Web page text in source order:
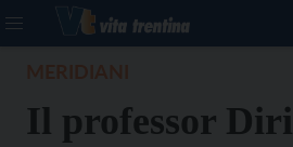
Il professor